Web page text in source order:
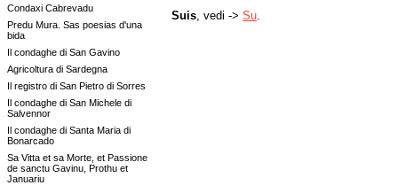
Condaxi Cabrevadu
Predu Mura. Sas poesias d'una
bida
Il condaghe di San Gavino
Agricoltura di Sardegna
Il registro di San Pietro di Sorres
Il condaghe di San Michele di
Salvennor
Il condaghe di Santa Maria di
Bonarcado
Sa Vitta et sa Morte, et Passione
de sanctu Gavinu, Prothu et
Januariu
Suis , vedi -> Su